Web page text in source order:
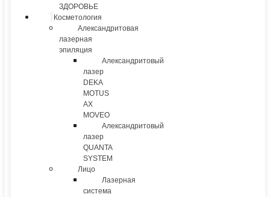
ЗДОРОВЬЕ
Косметология
Александритовая
лазерная
эпиляция
Александритовый
лазер
DEKA
MOTUS
AX
MOVEO
Александритовый
лазер
QUANTA
SYSTEM
Лицо
Лазерная
система